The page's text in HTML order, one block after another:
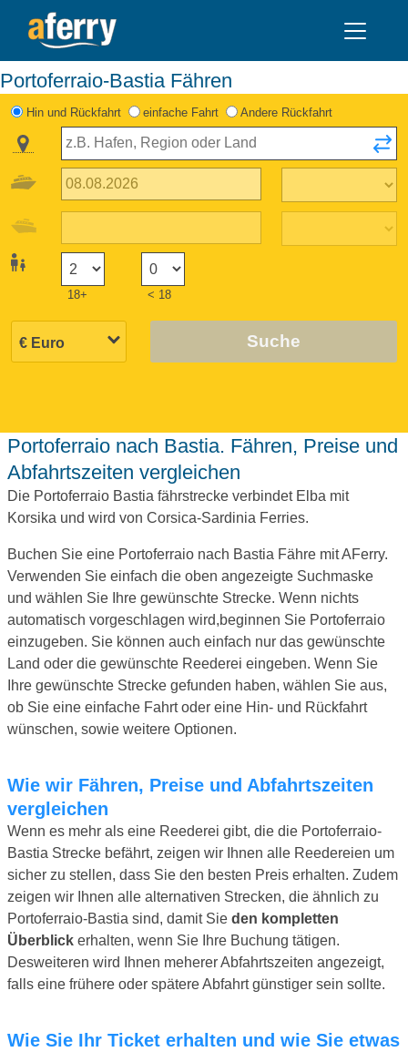
Portoferraio-Bastia Fähren
Hin und Rückfahrt einfache Fahrt Andere Rückfahrt
18+ < 18
Suche
Portoferraio nach Bastia. Fähren, Preise und
Abfahrtszeiten vergleichen
Die Portoferraio Bastia fährstrecke verbindet Elba mit
Korsika und wird von Corsica-Sardinia Ferries.
Buchen Sie eine Portoferraio nach Bastia Fähre mit AFerry.
Verwenden Sie einfach die oben angezeigte Suchmaske
und wählen Sie Ihre gewünschte Strecke. Wenn nichts
automatisch vorgeschlagen wird,beginnen Sie Portoferraio
einzugeben. Sie können auch einfach nur das gewünschte
Land oder die gewünschte Reederei eingeben. Wenn Sie
Ihre gewünschte Strecke gefunden haben, wählen Sie aus,
ob Sie eine einfache Fahrt oder eine Hin- und Rückfahrt
wünschen, sowie weitere Optionen.
Wie wir Fähren, Preise und Abfahrtszeiten
vergleichen
Wenn es mehr als eine Reederei gibt, die die Portoferraio-
Bastia Strecke befährt, zeigen wir Ihnen alle Reedereien um
sicher zu stellen, dass Sie den besten Preis erhalten. Zudem
zeigen wir Ihnen alle alternativen Strecken, die ähnlich zu
Portoferraio-Bastia sind, damit Sie den kompletten
Überblick erhalten, wenn Sie Ihre Buchung tätigen.
Desweiteren wird Ihnen meherer Abfahrtszeiten angezeigt,
falls eine frühere oder spätere Abfahrt günstiger sein sollte.
Wie Sie Ihr Ticket erhalten und wie Sie etwas